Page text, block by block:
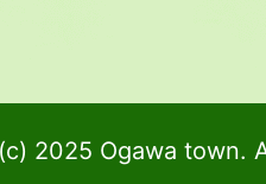
2025 Ogawa town.